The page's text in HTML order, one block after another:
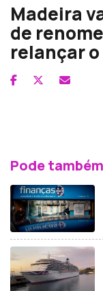
Madeira
de
relançar
Pode